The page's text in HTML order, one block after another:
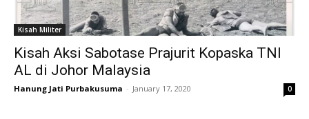
Kisah Militer
Kisah Aksi Sabotase Prajurit Kopaska TNI
AL di Johor Malaysia
Hanung Jati Purbakusuma - January 17, 2020 0